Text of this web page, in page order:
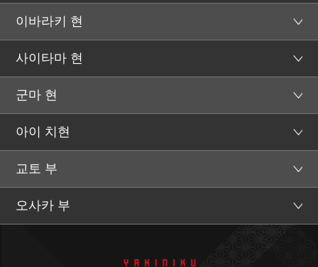
이바라키 현
사이타마 현
군마 현
아이 치현
교토 부
오사카 부